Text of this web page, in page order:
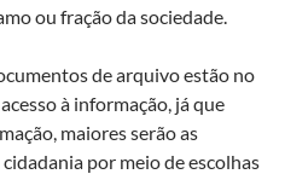
ou fração da sociedade.
de arquivo estão no
à informação, já que
maiores serão as
por meio de escolhas